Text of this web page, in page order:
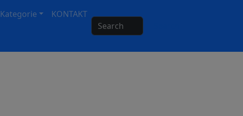
Kategorie
KONTAKT